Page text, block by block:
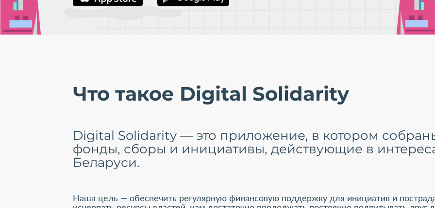
Что такое Digital Solidarity
Digital Solidarity — это приложение, в котором
фонды, сборы и инициативы, действующие в
Беларуси.
Наша цель — обеспечить регулярную финансовую поддержку для инициатив и